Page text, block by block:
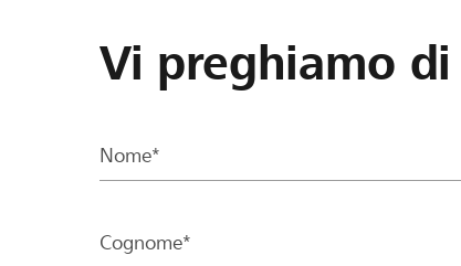
Vi preghiamo
Nome*
Cognome*